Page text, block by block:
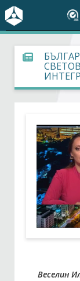
За БСК
На фокус
Социален
Дейности
Арбитражен
Проекти
Веселин